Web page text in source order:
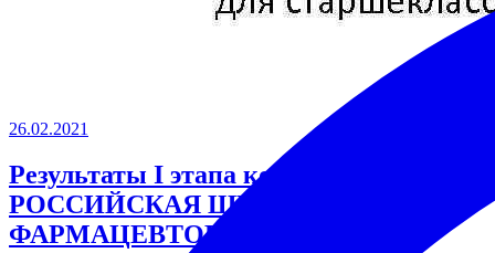
26.02.2021
Результаты I этапа конкурса
РОССИЙСКАЯ ШКОЛА
ФАРМАЦЕВТОВ